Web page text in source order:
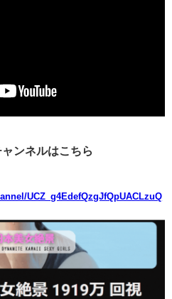
ンネルはこちら
UCZ_g4EdefQzgJfQpUACLzuQ